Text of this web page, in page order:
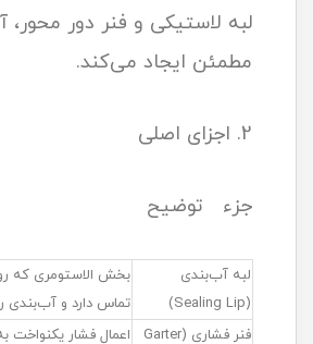
لبه لاستیکی و فنر دور محور،
مطمئن ایجاد می‌کند.
2. اجزای اصلی
جزء توضیح
لبه آب‌بندی
(Sealing Lip)
بخش الاستومری که
تماس دارد و آب‌بندی
فنر فشاری (Garter
اعمال فشار یکنواخت